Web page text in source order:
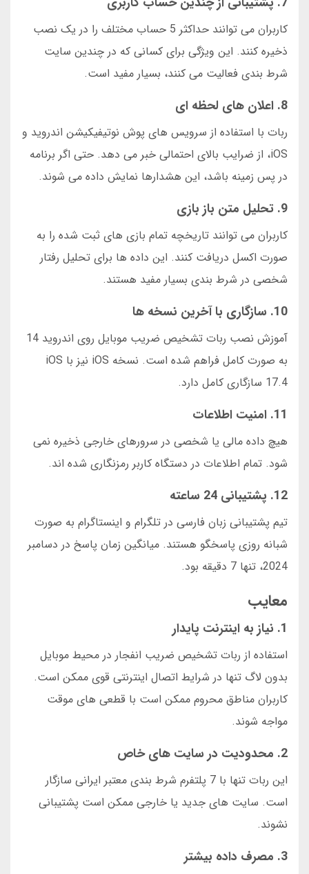
کاربران می توانند حداکثر 5 حساب مختلف را در یک نصب
ذخیره کنند. این ویژگی برای کسانی که در چندین سایت
شرط بندی فعالیت می کنند، بسیار مفید است.
8. اعلان های لحظه ای
ربات با استفاده از سرویس های پوش نوتیفیکیشن اندروید و
iOS، از ضرایب بالای احتمالی خبر می دهد. حتی اگر برنامه
در پس زمینه باشد، این هشدارها نمایش داده می شوند.
9. تحلیل متن باز بازی
کاربران می توانند تاریخچه تمام بازی های ثبت شده را به
صورت اکسل دریافت کنند. این داده ها برای تحلیل رفتار
شخصی در شرط بندی بسیار مفید هستند.
10. سازگاری با آخرین نسخه ها
آموزش نصب ربات تشخیص ضریب موبایل روی اندروید 14
به صورت کامل فراهم شده است. نسخه iOS نیز با iOS
17.4 سازگاری کامل دارد.
11. امنیت اطلاعات
هیچ داده مالی یا شخصی در سرورهای خارجی ذخیره نمی
شود. تمام اطلاعات در دستگاه کاربر رمزنگاری شده اند.
12. پشتیبانی 24 ساعته
تیم پشتیبانی زبان فارسی در تلگرام و اینستاگرام به صورت
شبانه روزی پاسخگو هستند. میانگین زمان پاسخ در دسامبر
2024، تنها 7 دقیقه بود.
معایب
1. نیاز به اینترنت پایدار
استفاده از ربات تشخیص ضریب انفجار در محیط موبایل
بدون لاگ تنها در شرایط اتصال اینترنتی قوی ممکن است.
کاربران مناطق محروم ممکن است با قطعی های موقت
مواجه شوند.
2. محدودیت در سایت های خاص
این ربات تنها با 7 پلتفرم شرط بندی معتبر ایرانی سازگار
است. سایت های جدید یا خارجی ممکن است پشتیبانی
نشوند.
3. مصرف داده بیشتر